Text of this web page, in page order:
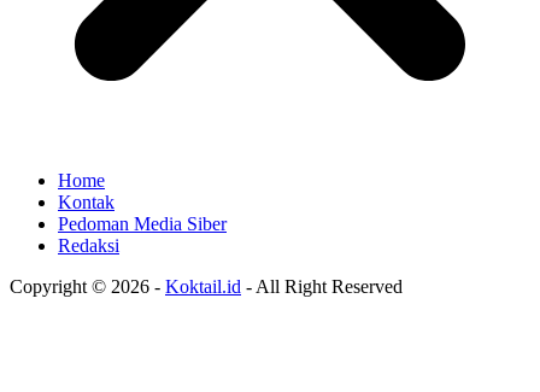
Home
Kontak
Pedoman Media Siber
Redaksi
Copyright © 2026 - Koktail.id - All Right Reserved